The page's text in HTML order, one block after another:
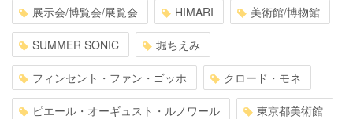
展示会/博覧会/展覧会 HIMARI 美術館/博物館
SUMMER SONIC 堀ちえみ
フィンセント・ファン・ゴッホ クロード・モネ
ピエール・オーギュスト・ルノワール 東京都美術館